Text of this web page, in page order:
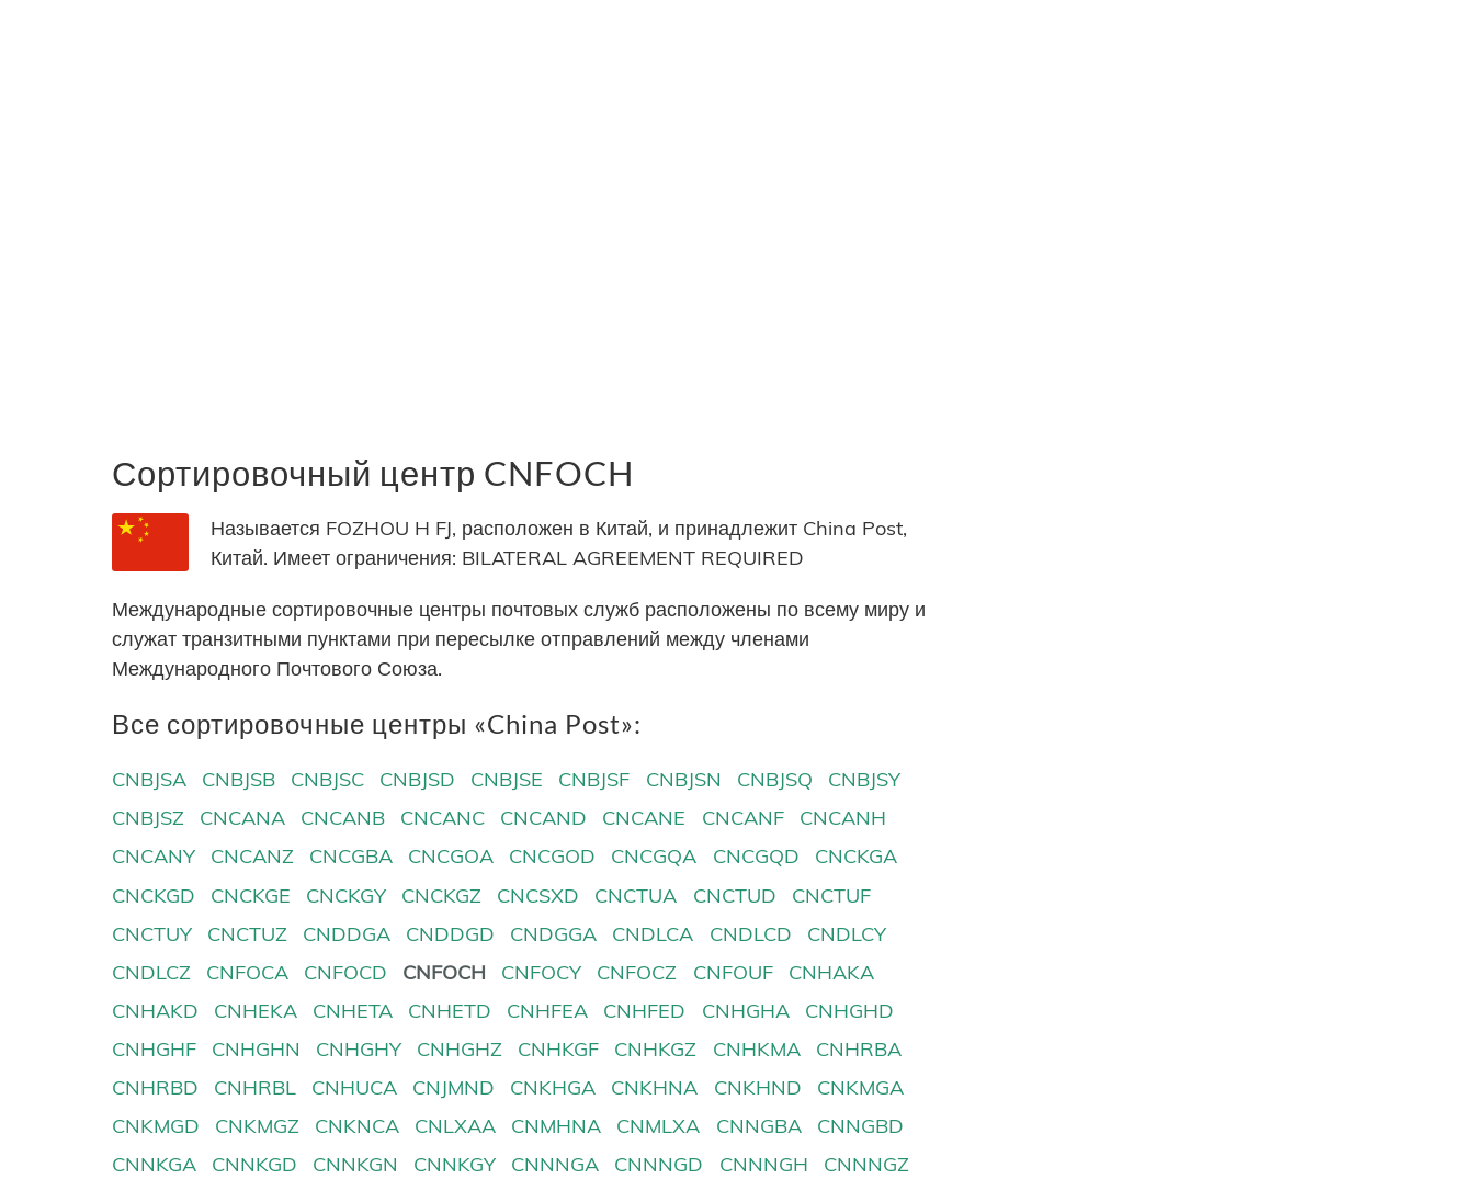
Сортировочный центр CNFOCH
Называется FOZHOU H FJ, расположен в Китай, и принадлежит China Post,
Китай. Имеет ограничения: BILATERAL AGREEMENT REQUIRED
Международные сортировочные центры почтовых служб расположены по всему миру и
служат транзитными пунктами при пересылке отправлений между членами
Международного Почтового Союза.
Все сортировочные центры «China Post»:
CNBJSA CNBJSB CNBJSC CNBJSD CNBJSE CNBJSF CNBJSN CNBJSQ
CNBJSY
CNBJSZ
CNCANA CNCANB CNCANC CNCAND CNCANE CNCANF
CNCANH
CNCANY
CNCANZ CNCGBA CNCGOA CNCGOD CNCGQA CNCGQD
CNCKGA
CNCKGD
CNCKGE CNCKGY CNCKGZ CNCSXD CNCTUA CNCTUD
CNCTUF
CNCTUY
CNCTUZ CNDDGA CNDDGD CNDGGA CNDLCA CNDLCD
CNDLCY
CNDLCZ
CNFOCA CNFOCD CNFOCH CNFOCY CNFOCZ CNFOUF
CNHAKA
CNHAKD
CNHEKA CNHETA CNHETD CNHFEA CNHFED CNHGHA
CNHGHD
CNHGHF
CNHGHN CNHGHY CNHGHZ CNHKGF CNHKGZ CNHKMA
CNHRBA
CNHRBD
CNHRBL CNHUCA CNJMND CNKHGA CNKHNA CNKHND
CNKMGA
CNKMGD
CNKMGZ CNKNCA CNLXAA CNMHNA CNMLXA CNNGBA
CNNGBD
CNNKGA
CNNKGD CNNKGN CNNKGY CNNNGA CNNNGD CNNNGH
CNNNGZ